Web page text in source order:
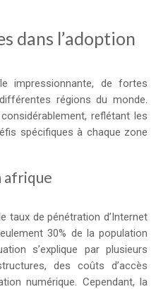
dans l’adoption
impressionnante, de fortes
régions du monde.
reflétant les
spécifiques à chaque zone
afrique
taux de pénétration d’Internet
30% de la population
s’explique par plusieurs
des coûts d’accès
numérique. Cependant, la